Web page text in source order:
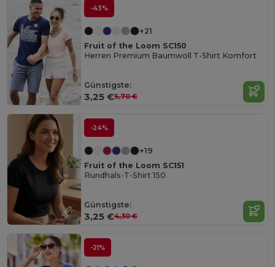
-43%
+21
Fruit of the Loom SC150
Herren Premium Baumwoll T-Shirt Komfort
Günstigste:
3,25 €5,70 €
-24%
+19
Fruit of the Loom SC151
Rundhals-T-Shirt 150
Günstigste:
3,25 €4,30 €
-21%